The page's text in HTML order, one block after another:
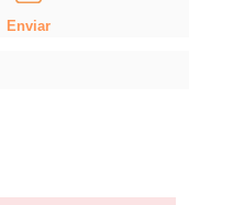
Enviar